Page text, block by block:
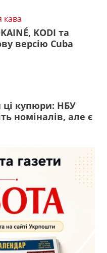
кава
KODI та
версію Cuba
ці купюри: НБУ
номіналів, але є